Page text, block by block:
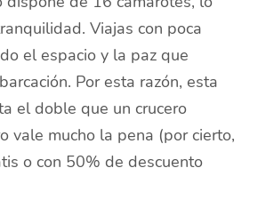
Viajas con poca
el espacio y la paz que
Por esta razón, esta
el doble que un crucero
vale mucho la pena (por cierto,
o con 50% de descuento